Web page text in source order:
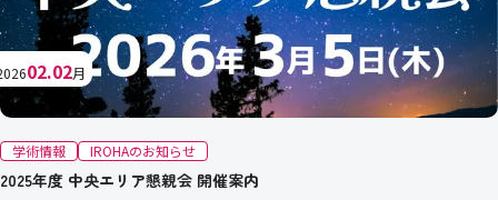
02.02月
学術情報 IROHAのお知らせ
2025年度 中央エリア懇親会 開催案内